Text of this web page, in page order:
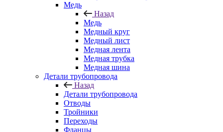
Медь
Назад
Медь
Медный круг
Медный лист
Медная лента
Медная трубка
Медная шина
Детали трубопровода
Назад
Детали трубопровода
Отводы
Тройники
Переходы
Фланцы